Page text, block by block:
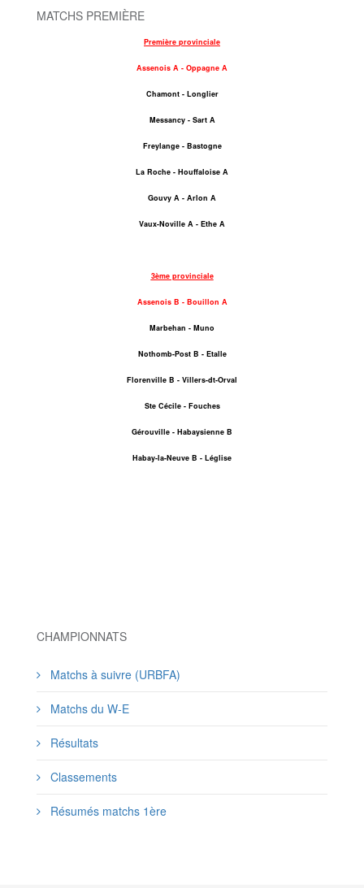
MATCHS PREMIÈRE
Première provinciale
Assenois A - Oppagne A
Chamont - Longlier
Messancy - Sart A
Freylange - Bastogne
La Roche - Houffaloise A
Gouvy A - Arlon A
Vaux-Noville A - Ethe A
3ème provinciale
Assenois B - Bouillon A
Marbehan - Muno
Nothomb-Post B - Etalle
Florenville B - Villers-dt-Orval
Ste Cécile - Fouches
Gérouville - Habaysienne B
Habay-la-Neuve B - Léglise
CHAMPIONNATS
Matchs à suivre (URBFA)
Matchs du W-E
Résultats
Classements
Résumés matchs 1ère